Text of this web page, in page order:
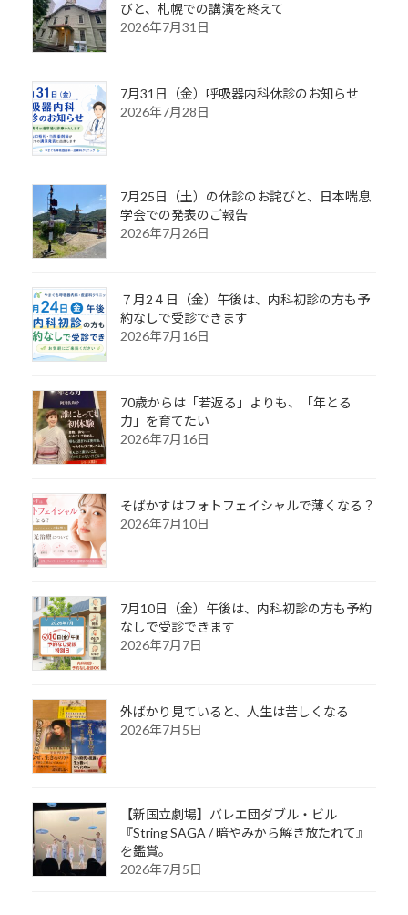
びと、札幌での講演を終えて
2026年7月31日
7月31日（金）呼吸器内科休診のお知らせ
2026年7月28日
7月25日（土）の休診のお詫びと、日本喘息
学会での発表のご報告
2026年7月26日
７月2４日（金）午後は、内科初診の方も予
約なしで受診できます
2026年7月16日
70歳からは「若返る」よりも、「年とる
力」を育てたい
2026年7月16日
そばかすはフォトフェイシャルで薄くなる？
2026年7月10日
7月10日（金）午後は、内科初診の方も予約
なしで受診できます
2026年7月7日
外ばかり見ていると、人生は苦しくなる
2026年7月5日
【新国立劇場】バレエ団ダブル・ビル
『String SAGA / 暗やみから解き放たれて』
を鑑賞。
2026年7月5日